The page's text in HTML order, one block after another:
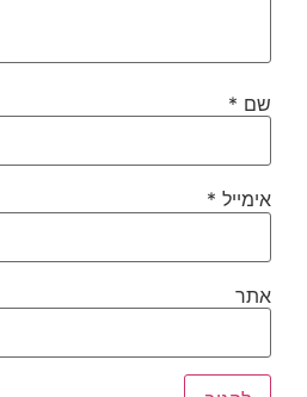
שם *
אימייל *
אתר